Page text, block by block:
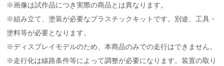
※画像は試作品につき実際の商品とは異なります。
※組み立て、塗装が必要なプラスチックキットです。別途、工具・
塗料等が必要となります。
※ディスプレイモデルのため、本商品のみでの走行はできません。
※走行化は線路条件等によって調整が必要になります。装置の取り